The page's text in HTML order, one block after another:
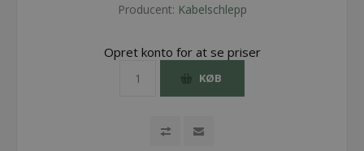
Producent: Kabelschlepp
Opret konto for at se priser
KØB